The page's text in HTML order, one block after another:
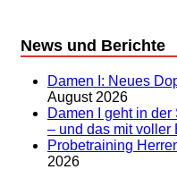
News und Berichte
Damen I: Neues
August 2026
Damen I geht in
– und das mit voller
Probetraining
2026